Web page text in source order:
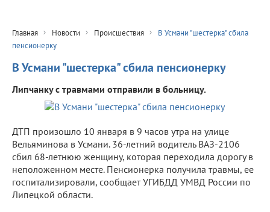
Главная Новости Происшествия
В Усмани "шестерка" сбила
пенсионерку
В Усмани "шестерка" сбила пенсионерку
Липчанку с травмами отправили в больницу.
ДТП произошло 10 января в 9 часов утра на улице
Вельяминова в Усмани. 36-летний водитель ВАЗ-2106
сбил 68-летнюю женщину, которая переходила дорогу в
неположенном месте. Пенсионерка получила травмы, ее
госпитализировали, сообщает УГИБДД УМВД России по
Липецкой области.